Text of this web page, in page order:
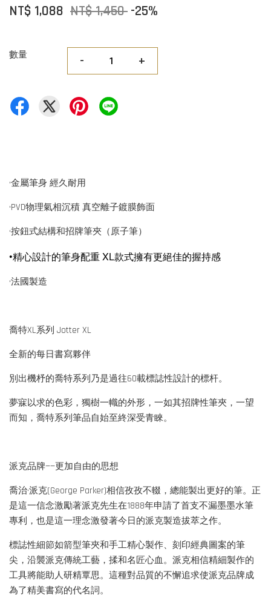
NT$ 1,088 NT$ 1,450 -25%
數量 - +
•金屬筆身 經久耐用
•PVD物理氣相沉積 真空離子鍍膜飾面
•按鈕式結構和招牌筆夾（原子筆）
•精心設計的筆身配重 XL款式擁有更絕佳的握持感
•法國製造
喬特XL系列 Jotter XL
全新的每日書寫夥伴
別出機杼的喬特系列乃是過往60載標誌性設計的標杆。
夢寐以求的色彩，獨樹一幟的外形，一如其招牌性筆夾，一望
而知，喬特系列筆品自始至終深受青睞。
派克品牌——更加自由的思想
喬治·派克(George Parker)相信孜孜不輟，總能製出更好的筆。正
是這一信念激勵著派克先生在1888年申請了首支不漏墨墨水筆
專利，也是這一理念激發著今日的派克製造拔萃之作。
標誌性細節如箭型筆夾和手工精心製作、刻印經典圖案的筆
尖，沿襲派克傳統工藝，揉和名匠心血。派克相信精細製作的
工具將能助人研精覃思。這種對品質的不懈追求使派克品牌成
為了精美書寫的代名詞。